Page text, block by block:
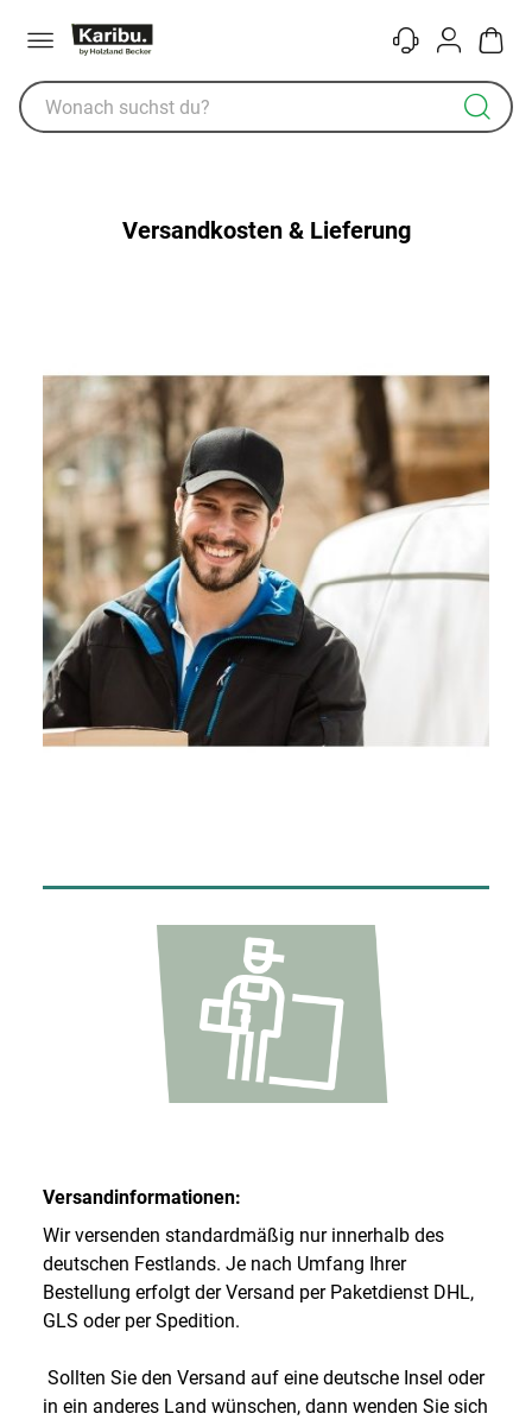
KontaktKonto
Versandkosten & Lieferung
Versandinformationen:
Wir versenden standardmäßig nur innerhalb des
deutschen Festlands. Je nach Umfang Ihrer
Bestellung erfolgt der Versand per Paketdienst DHL,
GLS oder per Spedition.
Sollten Sie den Versand auf eine deutsche Insel oder
in ein anderes Land wünschen, dann wenden Sie sich